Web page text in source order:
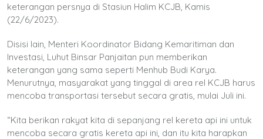
keterangan persnya di Stasiun Halim KCJB, Kamis
(22/6/2023).
Disisi lain, Menteri Koordinator Bidang Kemaritiman dan
Investasi, Luhut Binsar Panjaitan pun memberikan
keterangan yang sama seperti Menhub Budi Karya.
Menurutnya, masyarakat yang tinggal di area rel KCJB harus
mencoba transportasi tersebut secara gratis, mulai Juli ini.
“Kita berikan rakyat kita di sepanjang rel kereta api ini untuk
mencoba secara gratis kereta api ini, dan itu kita harapkan